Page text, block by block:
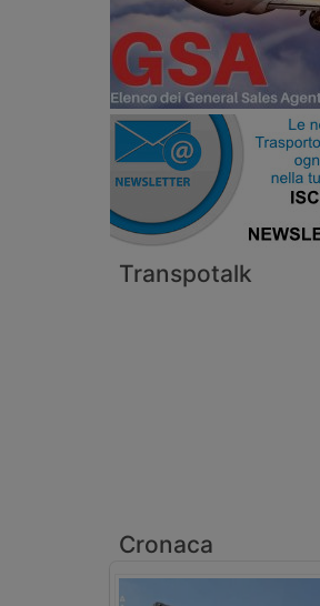
Transpotalk
Cronaca